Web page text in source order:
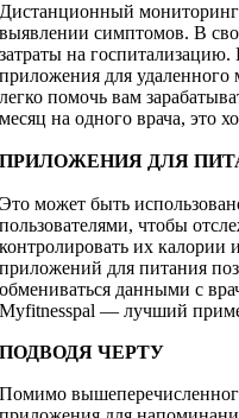
Дистанционный мониторинг
выявлении симптомов. В
затраты на госпитализацию.
приложения для
легко помочь вам
месяц на одного врача, это
ПРИЛОЖЕНИЯ ДЛЯ
Это может быть
пользователями, чтобы
контролировать их калории
приложений для питания
обмениваться данными с
Myfitnesspal — лучший
ПОДВОДЯ ЧЕРТУ
Помимо